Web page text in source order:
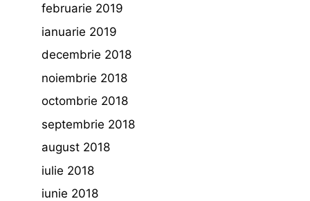
februarie 2019
ianuarie 2019
decembrie 2018
noiembrie 2018
octombrie 2018
septembrie 2018
august 2018
iulie 2018
iunie 2018